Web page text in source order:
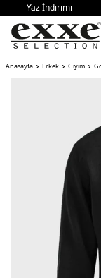
- Yaz
Anasayfa Erkek Giyim